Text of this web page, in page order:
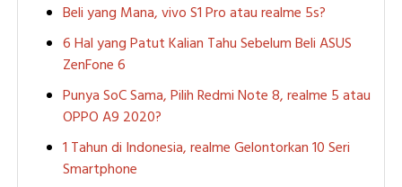
Beli yang Mana, vivo S1 Pro atau realme 5s?
6 Hal yang Patut Kalian Tahu Sebelum Beli ASUS
ZenFone 6
Punya SoC Sama, Pilih Redmi Note 8, realme 5 atau
OPPO A9 2020?
1 Tahun di Indonesia, realme Gelontorkan 10 Seri
Smartphone